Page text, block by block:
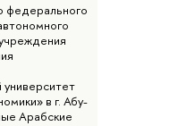
федерального
университет
в г. Абу-
Арабские